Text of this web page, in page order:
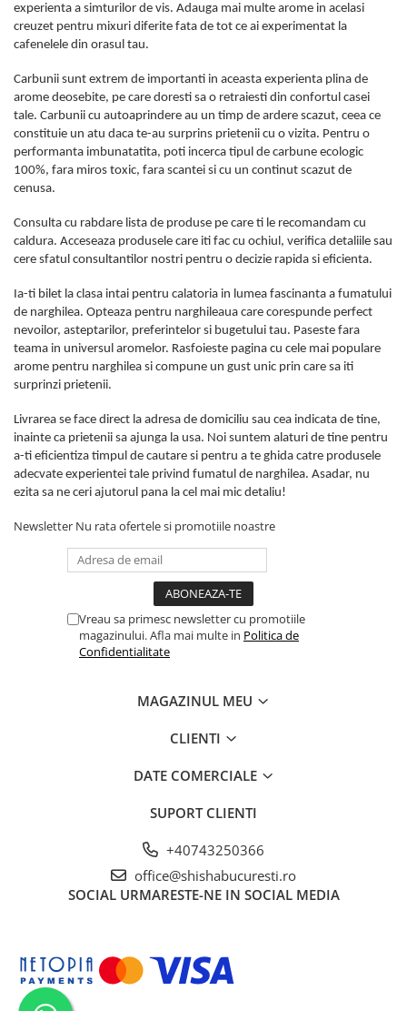
experienta a simturilor de vis. Adauga mai multe arome in acelasi
creuzet pentru mixuri diferite fata de tot ce ai experimentat la
cafenelele din orasul tau.
Carbunii sunt extrem de importanti in aceasta experienta plina de
arome deosebite, pe care doresti sa o retraiesti din confortul casei
tale. Carbunii cu autoaprindere au un timp de ardere scazut, ceea ce
constituie un atu daca te-au surprins prietenii cu o vizita. Pentru o
performanta imbunatatita, poti incerca tipul de carbune ecologic
100%, fara miros toxic, fara scantei si cu un continut scazut de
cenusa.
Consulta cu rabdare lista de produse pe care ti le recomandam cu
caldura. Acceseaza produsele care iti fac cu ochiul, verifica detaliile sau
cere sfatul consultantilor nostri pentru o decizie rapida si eficienta.
Ia-ti bilet la clasa intai pentru calatoria in lumea fascinanta a fumatului
de narghilea. Opteaza pentru narghileaua care corespunde perfect
nevoilor, asteptarilor, preferintelor si bugetului tau. Paseste fara
teama in universul aromelor. Rasfoieste pagina cu cele mai populare
arome pentru narghilea si compune un gust unic prin care sa iti
surprinzi prietenii.
Livrarea se face direct la adresa de domiciliu sau cea indicata de tine,
inainte ca prietenii sa ajunga la usa. Noi suntem alaturi de tine pentru
a-ti eficientiza timpul de cautare si pentru a te ghida catre produsele
adecvate experientei tale privind fumatul de narghilea. Asadar, nu
ezita sa ne ceri ajutorul pana la cel mai mic detaliu!
Newsletter Nu rata ofertele si promotiile noastre
Vreau sa primesc newsletter cu promotiile
magazinului. Afla mai multe in Politica de
Confidentialitate
MAGAZINUL MEU
CLIENTI
DATE COMERCIALE
SUPORT CLIENTI
+40743250366
office@shishabucuresti.ro
SOCIAL URMARESTE-NE IN SOCIAL MEDIA